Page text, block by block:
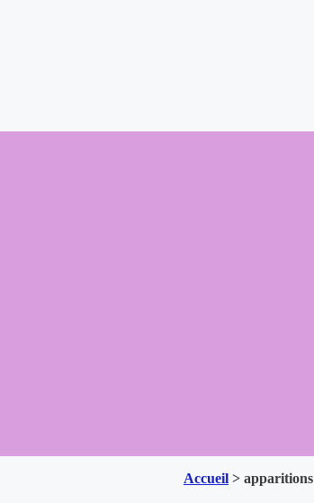
Accueil > apparitions